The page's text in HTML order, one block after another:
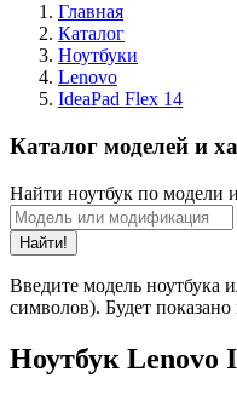
Главная
Каталог
Ноутбуки
Lenovo
IdeaPad Flex 14
Каталог моделей и
Найти ноутбук по
Найти!
Введите модель ноутбука
символов). Будет показано
Ноутбук Lenovo